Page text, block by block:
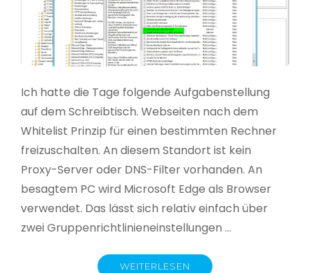
Ich hatte die Tage folgende Aufgabenstellung
auf dem Schreibtisch. Webseiten nach dem
Whitelist Prinzip für einen bestimmten Rechner
freizuschalten. An diesem Standort ist kein
Proxy-Server oder DNS-Filter vorhanden. An
besagtem PC wird Microsoft Edge als Browser
verwendet. Das lässt sich relativ einfach über
zwei Gruppenrichtlinieneinstellungen …
WEITERLESEN